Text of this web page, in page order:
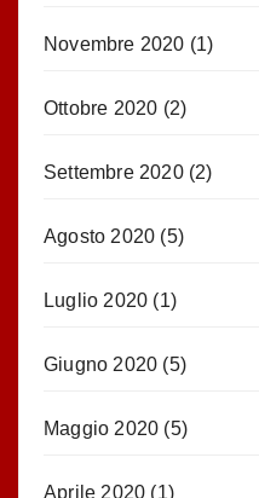
Novembre 2020 (1)
Ottobre 2020 (2)
Settembre 2020(2)
Agosto 2020 (5)
Luglio 2020 (1)
Giugno 2020 (5)
Maggio 2020 (5)
Aprile 2020 (1)